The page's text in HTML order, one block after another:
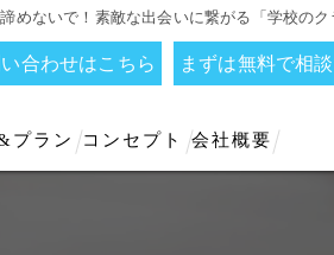
めないで！素敵な出会いに繋がる「学校のク
合わせはこちら まずは無料で相
プラン コンセプト 会社概要